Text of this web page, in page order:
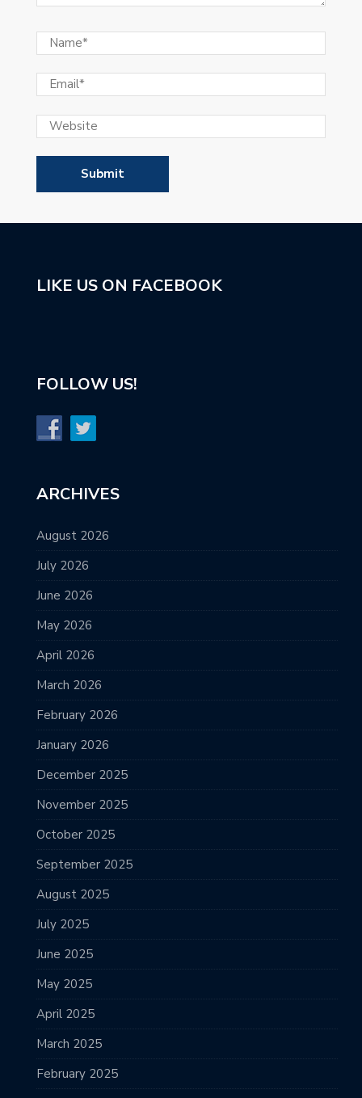
LIKE US ON FACEBOOK
FOLLOW US!
ARCHIVES
August 2026
July 2026
June 2026
May 2026
April 2026
March 2026
February 2026
January 2026
December 2025
November 2025
October 2025
September 2025
August 2025
July 2025
June 2025
May 2025
April 2025
March 2025
February 2025